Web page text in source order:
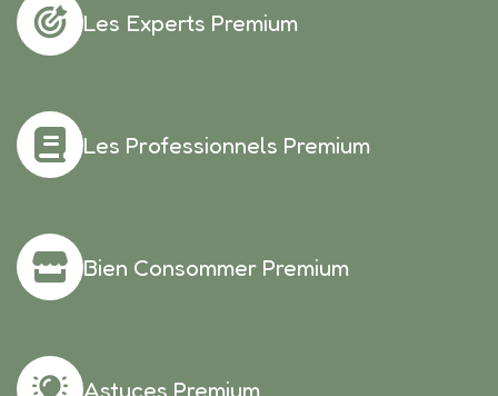
Les Experts Premium
Les Professionnels Premium
Bien Consommer Premium
Astuces Premium